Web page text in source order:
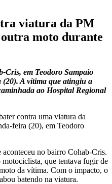
viatura da PM
moto durante
Cris, em Teodoro Sampaio
(20). A vítima que atingiu a
ao Hospital Regional
contra uma viatura da
feira (20), em Teodoro
no bairro Cohab-Cris.
que tentava fugir de
da vítima. Com o impacto, o
batendo na viatura.